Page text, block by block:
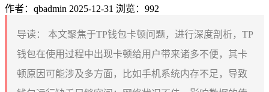
作者：qbadmin 2025-12-31 浏览：992
导读：
本文聚焦于TP钱包卡顿问题，进行深度剖析，TP
钱包在使用过程中出现卡顿给用户带来诸多不便，其卡
顿原因可能涉及多方面，比如手机系统内存不足，导致